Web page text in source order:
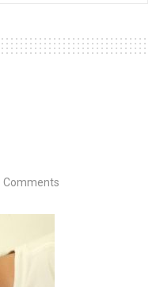
Comments